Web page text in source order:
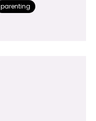
parenting